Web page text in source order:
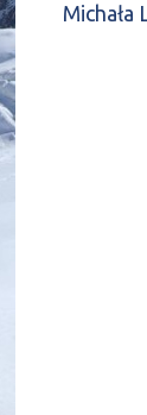
Michała